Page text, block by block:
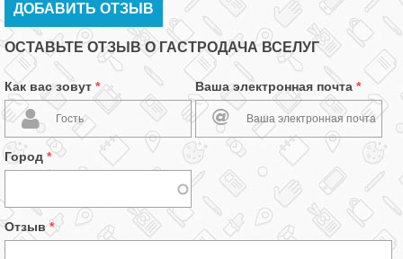
ДОБАВИТЬ ОТЗЫВ
ОСТАВЬТЕ ОТЗЫВ О ГАСТРОДАЧА ВСЕЛУГ
Как вас зовут * Ваша электронная почта *
Город *
Отзыв *